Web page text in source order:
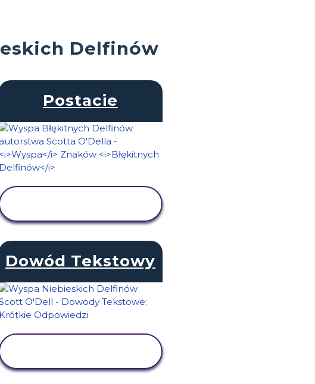
Delfinów
Postacie
Dowód Tekstowy